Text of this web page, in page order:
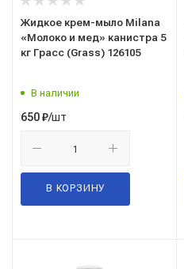
Жидкое крем-мыло Milana
«Молоко и мед» канистра 5
кг Грасс (Grass) 126105
В наличии
650₽/шт
В КОРЗИНУ